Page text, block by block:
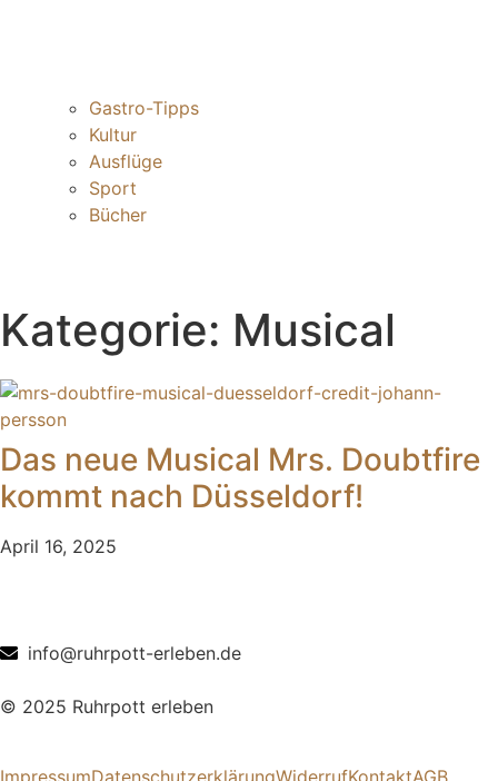
Gastro-Tipps
Kultur
Ausflüge
Sport
Bücher
Kategorie: Musical
Das neue Musical Mrs. Doubtfire
kommt nach Düsseldorf!
April 16, 2025
info@ruhrpott-erleben.de
© 2025 Ruhrpott erleben
ImpressumDatenschutzerklärungWiderrufKontaktAGB